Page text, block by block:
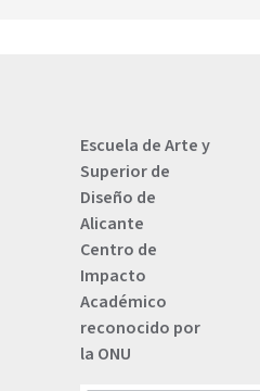
Escuela de Arte y
Superior de
Diseño de
Alicante
Centro de
Impacto
Académico
reconocido por
la ONU